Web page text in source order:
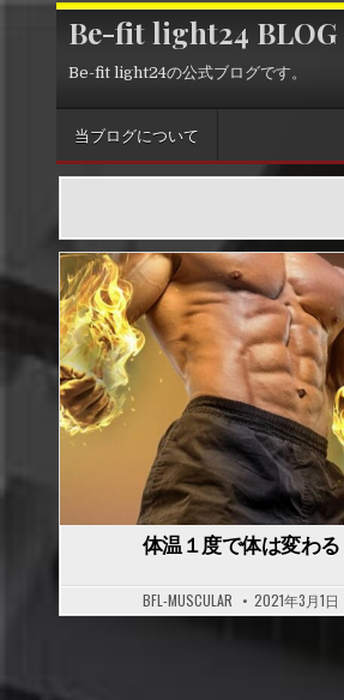
Be-fit light24 BLOG
Be-fit light24の公式ブログです。
当ブログについて
P
o
s
t
e
体温１度で体は変わる
BFL-MUSCULAR 2021年3月1日